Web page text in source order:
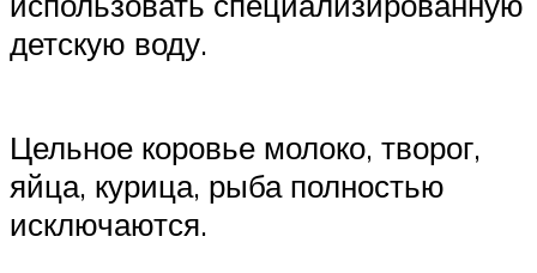
детскую воду.
Цельное коровье молоко, творог,
яйца, курица, рыба полностью
исключаются.